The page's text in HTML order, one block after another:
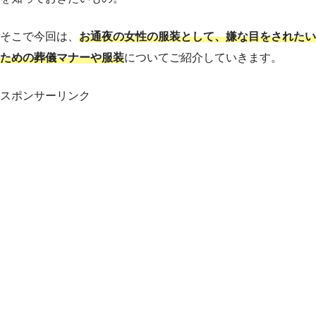
そこで今回は、 お通夜の女性の服装として、嫌な目をされたい
ための葬儀マナーや服装についてご紹介していきます。
スポンサーリンク